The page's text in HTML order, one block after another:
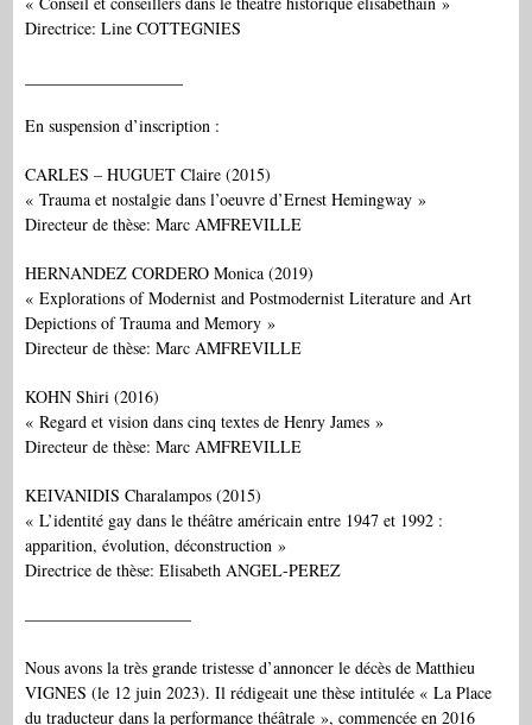
Directrice: Line COTTEGNIES
En suspension d’inscription :
CARLES – HUGUET Claire (2015)
« Trauma et nostalgie dans l’oeuvre d’Ernest Hemingway »
Directeur de thèse: Marc AMFREVILLE
HERNANDEZ CORDERO Monica (2019)
« Explorations of Modernist and Postmodernist Literature and Art
Depictions of Trauma and Memory »
Directeur de thèse: Marc AMFREVILLE
KOHN Shiri (2016)
« Regard et vision dans cinq textes de Henry James »
Directeur de thèse: Marc AMFREVILLE
KEIVANIDIS Charalampos (2015)
« L’identité gay dans le théâtre américain entre 1947 et 1992 :
apparition, évolution, déconstruction »
Directrice de thèse: Elisabeth ANGEL-PEREZ
——————————
Nous avons la très grande tristesse d’annoncer le décès de Matthieu
VIGNES (le 12 juin 2023). Il rédigeait une thèse intitulée « La Place
du traducteur dans la performance théâtrale », commencée en 2016